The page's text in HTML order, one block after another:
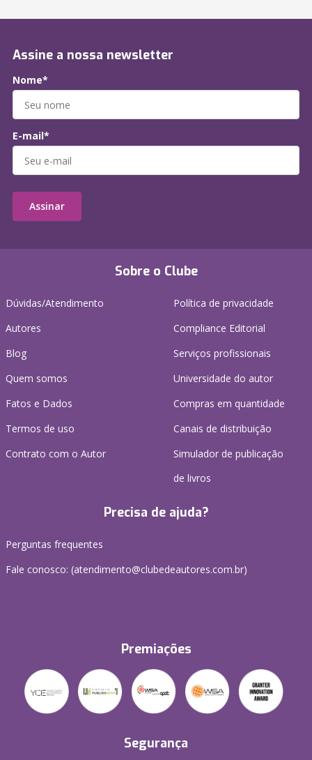
Sobre o Clube
Dúvidas/Atendimento
Autores
Blog
Quem somos
Fatos e Dados
Termos de uso
Contrato com o Autor
Política de privacidade
Compliance Editorial
Serviços profissionais
Universidade do autor
Compras em quantidade
Canais de distribuição
Simulador de publicação
de livros
Precisa de ajuda?
Perguntas frequentes
Fale conosco: (atendimento@clubedeautores.com.br)
Premiações
Segurança
Assine a nossa newsletter
Nome*
E-mail*
Assinar